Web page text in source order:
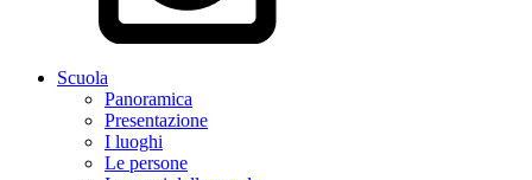
Scuola
Panoramica
Presentazione
I luoghi
Le persone